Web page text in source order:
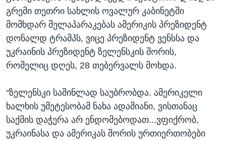
გრემი თეთრი სახლის ოვალურ კაბინეტში
მომხდარ შელაპარაკებას ამერიკის პრეზიდენტ
დონალდ ტრამპს, ვიცე პრეზიდენტ ვენსსა და
უკრაინის პრეზიდენტ ზელენსკის შორის,
რომელიც დღეს, 28 თებერვალს მოხდა.
“ზელენსკი საშინლად საუბრობდა. ამერიკელი
ხალხის უმეტესობამ ნახა ადამიანი, ვისთანაც
საქმის დაჭერა არ ენდომებოდათ...ვფიქრობ,
უკრაინასა და ამერიკას შორის ურთიერთობები